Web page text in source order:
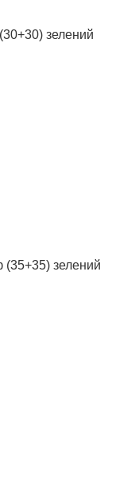
зелений
зелений